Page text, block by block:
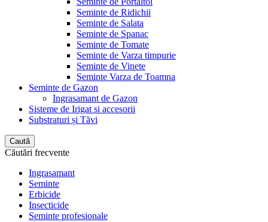
Seminte de Ridichii
Seminte de Salata
Seminte de Spanac
Seminte de Tomate
Seminte de Varza timpurie
Seminte de Vinete
Seminte Varza de Toamna
Seminte de Gazon
Ingrasamant de Gazon
Sisteme de Irigat si accesorii
Substraturi și Tăvi
Caută
Căutări frecvente
Ingrasamant
Seminte
Erbicide
Insecticide
Seminte profesionale